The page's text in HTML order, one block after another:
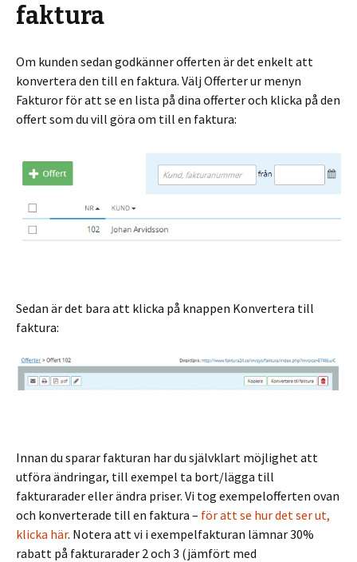
faktura
Om kunden sedan godkänner offerten är det enkelt att
konvertera den till en faktura. Välj Offerter ur menyn
Fakturor för att se en lista på dina offerter och klicka på den
offert som du vill göra om till en faktura:
Sedan är det bara att klicka på knappen Konvertera till
faktura:
Innan du sparar fakturan har du självklart möjlighet att
utföra ändringar, till exempel ta bort/lägga till
fakturarader eller ändra priser. Vi tog exempelofferten ovan
och konverterade till en faktura – för att se hur det ser ut,
klicka här. Notera att vi i exempelfakturan lämnar 30%
rabatt på fakturarader 2 och 3 (jämfört med